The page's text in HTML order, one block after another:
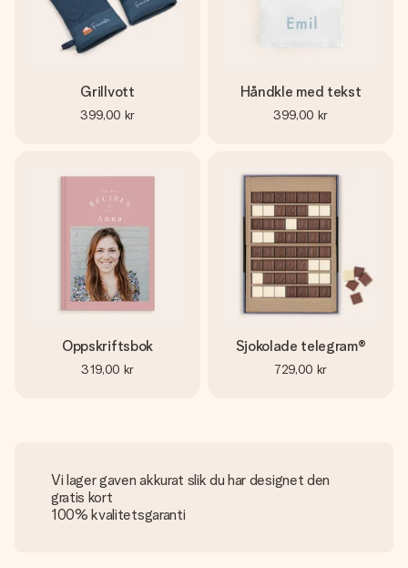
Grillvott
399,00 kr
Håndkle med tekst
399,00 kr
Oppskriftsbok
319,00 kr
Sjokolade telegram®
729,00 kr
Vi lager gaven akkurat slik du har designet den
gratis kort
100% kvalitetsgaranti